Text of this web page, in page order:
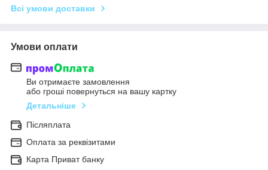
Всі умови доставки
Умови оплати
Ви отримаєте замовлення
або гроші повернуться на вашу картку
Детальніше
Післяплата
Оплата за реквізитами
Карта Приват банку